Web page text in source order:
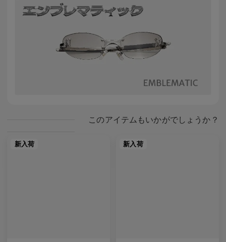
このアイテムもいかがでしょうか？
新入荷 新入荷